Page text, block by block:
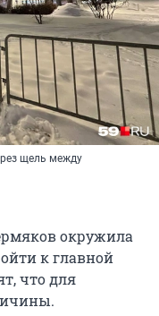
щель между
окружила
к главной
что для